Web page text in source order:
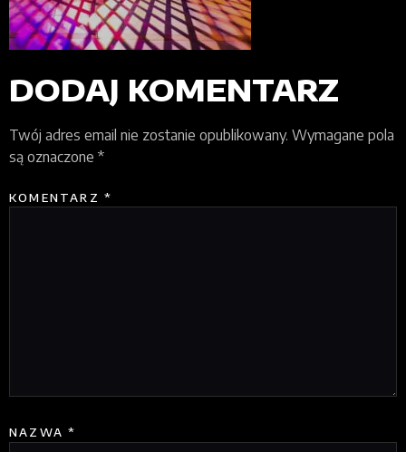
DODAJ KOMENTARZ
Twój adres email nie zostanie opublikowany. Wymagane pola
są oznaczone *
KOMENTARZ *
NAZWA*